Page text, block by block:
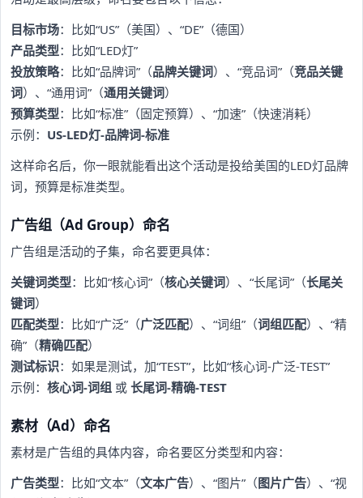
目标市场：比如“US”（美国）、“DE”（德国）
产品类型：比如“LED灯”
投放策略：比如“品牌词”（品牌关键词）、“竞品词”（竞品关键
词）、“通用词”（通用关键词）
预算类型：比如“标准”（固定预算）、“加速”（快速消耗）
示例： US-LED灯-品牌词-标准
这样命名后，你一眼就能看出这个活动是投给美国的LED灯品牌
词，预算是标准类型。
广告组（Ad Group）命名
广告组是活动的子集，命名要更具体：
关键词类型：比如“核心词”（核心关键词）、“长尾词”（长尾关
键词）
匹配类型：比如“广泛”（广泛匹配）、“词组”（词组匹配）、“精
确”（精确匹配）
测试标识：如果是测试，加“TEST”，比如“核心词-广泛-TEST”
示例： 核心词-词组 或 长尾词-精确-TEST
素材（Ad）命名
素材是广告组的具体内容，命名要区分类型和内容：
广告类型：比如“文本”（文本广告）、“图片”（图片广告）、“视